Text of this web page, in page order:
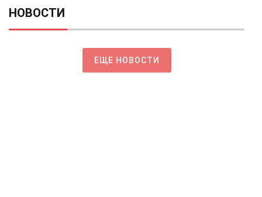
НОВОСТИ
ЕЩЕ НОВОСТИ